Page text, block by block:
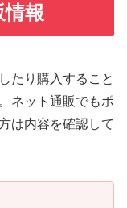
報
たり購入すること
ネット通販でもポ
は内容を確認して